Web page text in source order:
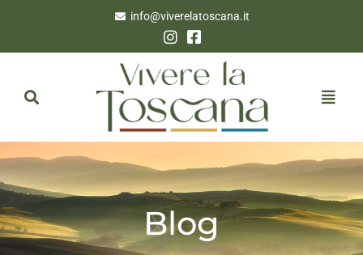
info@viverelatoscana.it
Blog